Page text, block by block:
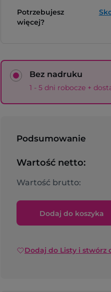
Potrzebujesz
więcej?
Bez nadruku
1 - 5 dni robocze +
Podsumowanie
Wartość netto:
Wartość brutto:
Dodaj do koszyka
Dodaj do Listy i stwórz